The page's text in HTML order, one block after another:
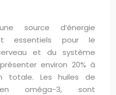
source d’énergie
essentiels pour le
et du système
environ 20% à
totale. Les huiles de
oméga-3, sont